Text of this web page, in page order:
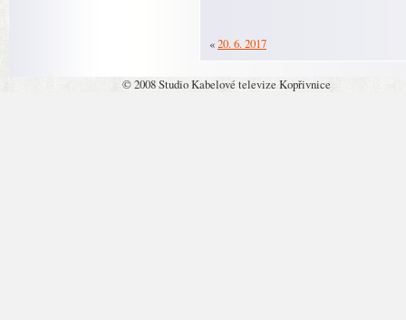
«20. 6. 2017
© 2008 Studio Kabelové televize Kopřivnice